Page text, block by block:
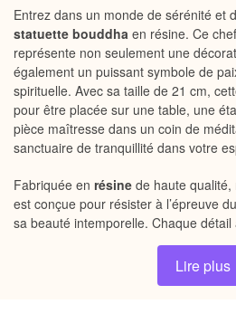
Entrez dans un monde de sérénité et
statuette bouddha en résine. Ce
représente non seulement une
également un puissant symbole de
spirituelle. Avec sa taille de 21 cm,
pour être placée sur une table, une
pièce maîtresse dans un coin de
sanctuaire de tranquillité dans votre
Fabriquée en résine de haute qualité,
est conçue pour résister à l’épreuve
sa beauté intemporelle. Chaque
sculpté pour refléter un artisanat
touche d’élégance et de sophistication
Laissez-vous séduire par sa couleur
Lire plus